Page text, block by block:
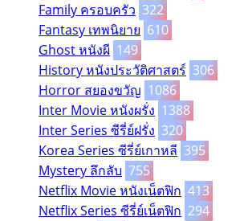
Family ครอบครัว 322
Fantasy เทพนิยาย 610
Ghost หนังผี 149
History หนังประวัติศาสตร์ 306
Horror สยองขวัญ 1086
Inter Movie หนังผรั่ง 1388
Inter Series ซีรี่ย์ฝรั่ง 320
Korea Series ซีรี่ย์เกาหลี 395
Mystery ลึกลับ 755
Netflix Movie หนังเน็ตฟิก 413
Netflix Series ซีรี่ย์เน็ตฟิก 294